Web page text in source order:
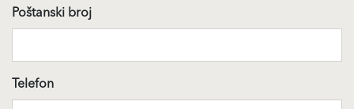
Poštanski broj
Telefon